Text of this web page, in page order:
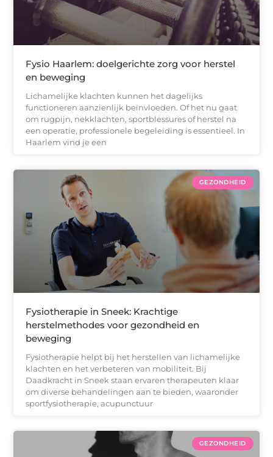
Fysio Haarlem: doelgerichte zorg voor herstel
en beweging
Lichamelijke klachten kunnen het dagelijks
functioneren aanzienlijk beïnvloeden. Of het nu gaat
om rugpijn, nekklachten, sportblessures of herstel na
een operatie, professionele begeleiding is essentieel. In
Haarlem vind je een
GEZONDHEID
Fysiotherapie in Sneek: Krachtige
herstelmethodes voor gezondheid en
beweging
Fysiotherapie helpt bij het herstellen van lichamelijke
klachten en het verbeteren van mobiliteit. Bij
Daadkracht in Sneek staan ervaren therapeuten klaar
om diverse behandelingen aan te bieden, waaronder
sportfysiotherapie, acupunctuur
GEZONDHEID